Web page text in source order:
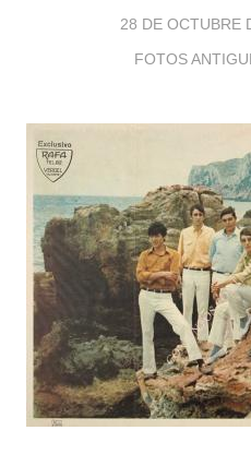
28 DE OCTUBRE
FOTOS